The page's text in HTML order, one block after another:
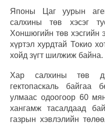
Японы Цаг уурын
салхины төв хэсэг
Хоншюгийн төв хэсгийн
хүртэл хурдтай Токио
хойд зүгт шилжиж байна.
Хар салхины төв
гектопаскаль байгаа
улмаас одоогоор 60
хангамж тасалдаад
газрын хэвлэлийн